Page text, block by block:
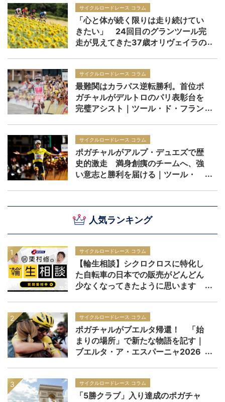
人気ランキング
サイクルロードレース コラム
【輪生相談】シクロクロスに特化し
た自転車の日本での販売がどんどん
少なくなってきたように思います
サイクルロードレース コラム
ポガチャルがブエルタ帰還！ 「始
まりの場所」で新たな物語を記す｜
ブエルタ・ア・エスパーニャ2026
サイクルロードレース コラム
「5勝クラブ」入り達成のポガチャ
サイクルロードレース コラム
「心と体が続く限りは走り続けてい
きたい」 24回目のグランツール完
走が見えてきた37歳オリヴェイラの
サイクルロードレース コラム
最難関はカラパス逆転勝利。首位ポ
ガチャルがデルトロのパリ表彰台を
完璧アシスト｜ツール・ド・フラン
サイクルロードレース コラム
ポガチャルがアルプ・デュエズで歴
史的激走 満身創痍のチームへ、強
い意志と勝利を届ける｜ツール・